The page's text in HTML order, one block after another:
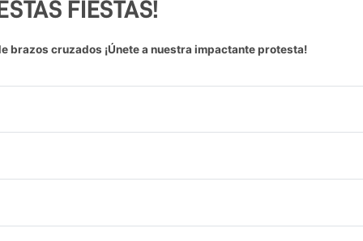
FIESTAS!
brazos cruzados ¡Únete a nuestra impactante protesta!